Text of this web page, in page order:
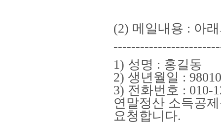
(2) 메일내용 : 아
1) 성명 : 홍길동
2) 생년월일 :
3) 전화번호 : 010-
연말정산 소득공
요청합니다.